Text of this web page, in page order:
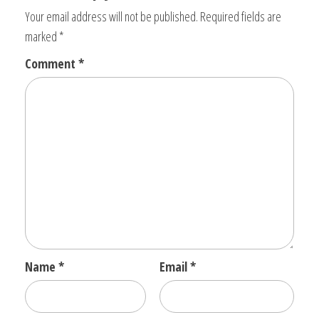
Your email address will not be published. Required fields are
marked *
Comment *
Name * Email*